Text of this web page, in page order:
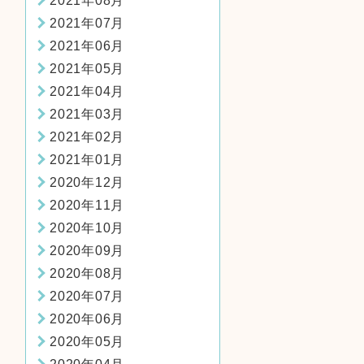
2021年07月
2021年06月
2021年05月
2021年04月
2021年03月
2021年02月
2021年01月
2020年12月
2020年11月
2020年10月
2020年09月
2020年08月
2020年07月
2020年06月
2020年05月